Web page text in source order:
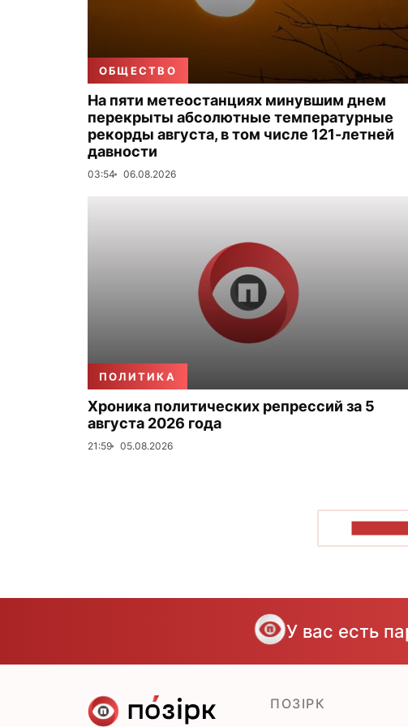
ОБЩЕСТВО
На пяти метеостанциях минувшим днем
перекрыты абсолютные температурные
рекорды августа, в том числе 121-летней
давности
03:54 06.08.2026
ПОЛИТИКА
Хроника политических репрессий за 5
августа 2026 года
21:59 05.08.2026
У вас есть
ПОЗІРК